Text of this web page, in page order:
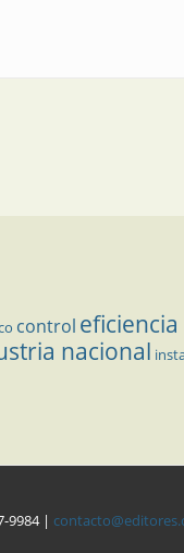
control
nacional
9984 |